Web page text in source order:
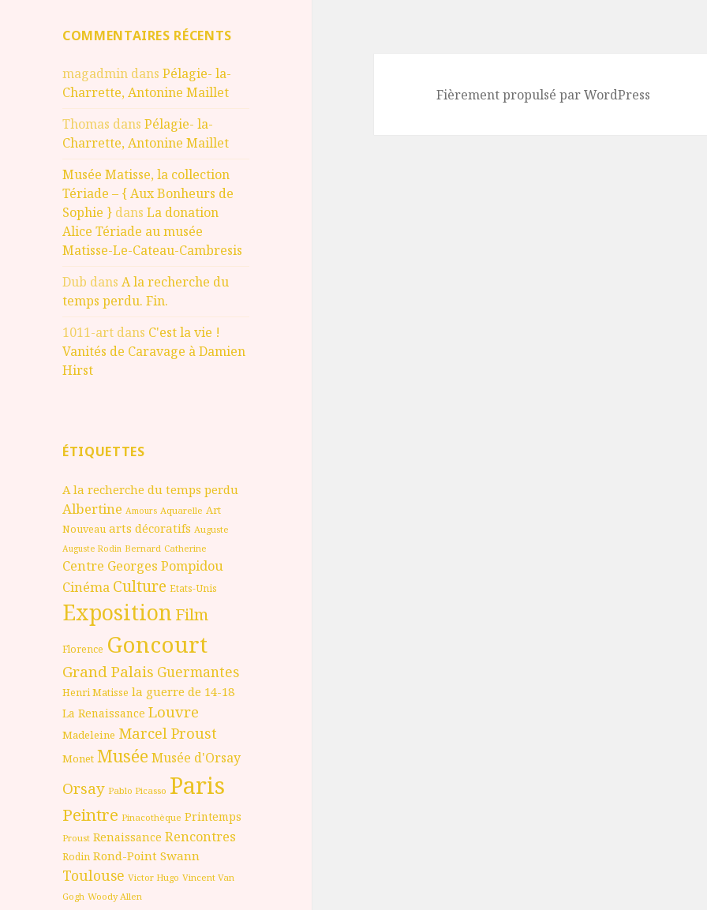
COMMENTAIRES RÉCENTS
magadmin dansPélagie- la-
Charrette, Antonine Maillet
Thomas dansPélagie- la-
Charrette, Antonine Maillet
Musée Matisse, la collection
Tériade – { Aux Bonheurs de
Sophie } dansLa donation
Alice Tériade au musée
Matisse-Le-Cateau-Cambresis
Dub dansA la recherche du
temps perdu. Fin.
1011-art dans C'est la vie !
Vanités de Caravage à Damien
Hirst
ÉTIQUETTES
A la recherche du temps perdu
Albertine Amours Aquarelle Art
Nouveau arts décoratifs Auguste
Auguste Rodin Bernard Catherine
Centre Georges Pompidou
Cinéma Culture Etats-Unis
ExpositionFilm
Florence Goncourt
Grand Palais Guermantes
Henri Matisse la guerre de 14-18
La Renaissance Louvre
Madeleine Marcel Proust
Monet Musée Musée d'Orsay
Orsay Pablo Picasso Paris
Peintre Pinacothèque Printemps
Proust Renaissance Rencontres
Rodin Rond-Point Swann
Toulouse Victor Hugo Vincent Van
Gogh Woody Allen
Fièrement propulsé par WordPress